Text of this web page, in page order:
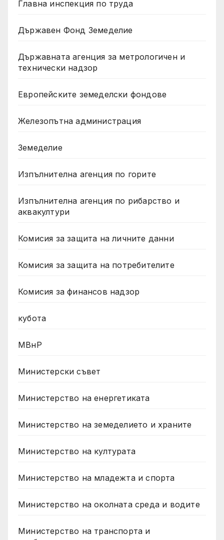
Главна инспекция по труда
Държавен Фонд Земеделие
Държавната агенция за метрологичен и
технически надзор
Европейските земеделски фондове
Железопътна администрация
Земеделие
Изпълнителна агенция по горите
Изпълнителна агенция по рибарство и
аквакултури
Комисия за защита на личните данни
Комисия за защита на потребителите
Комисия за финансов надзор
кубота
МВнР
Министерски съвет
Министерство на енергетиката
Министерство на земеделието и храните
Министерство на културата
Министерство на младежта и спорта
Министерство на околната среда и водите
Министерство на транспорта и